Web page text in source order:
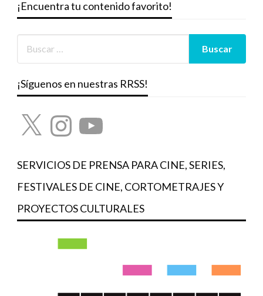
¡Encuentra tu contenido favorito!
¡Síguenos en nuestras RRSS!
X InstagramYouTube
SERVICIOS DE PRENSA PARA CINE, SERIES,
FESTIVALES DE CINE, CORTOMETRAJES Y
PROYECTOS CULTURALES